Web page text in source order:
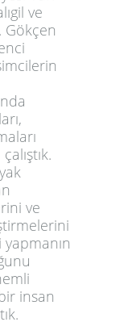
ve
Gökçen
ve
insan